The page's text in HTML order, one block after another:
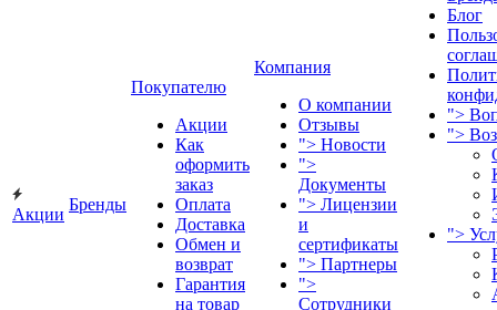
Акции
Бренды
Покупателю
Акции
Как
оформить
заказ
Оплата
Доставка
Обмен и
возврат
Гарантия
на товар
Компания
О компании
Отзывы
"> Новости
">
Документы
"> Лицензии
и
сертификаты
"> Партнеры
">
Сотрудники
Блог
">
">
">